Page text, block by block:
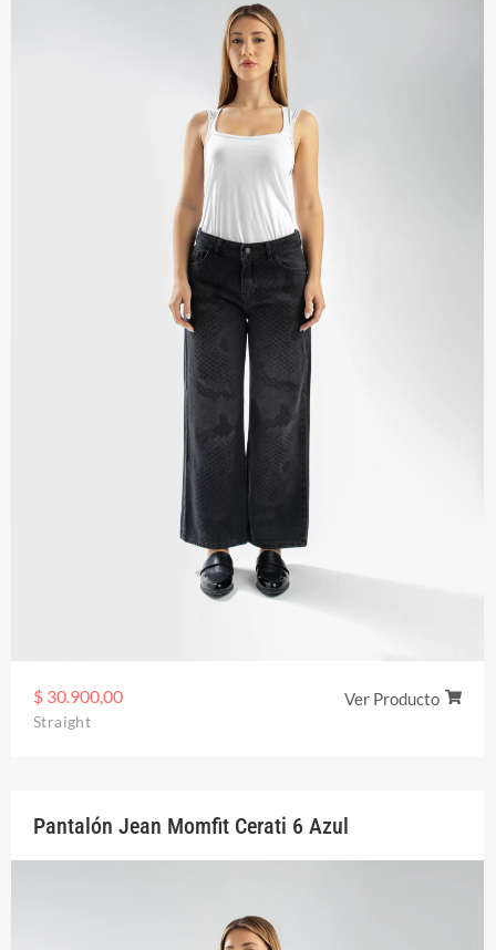
$ 30.900,00 Ver Producto
Straight
Pantalón Jean Momfit Cerati 6 Azul